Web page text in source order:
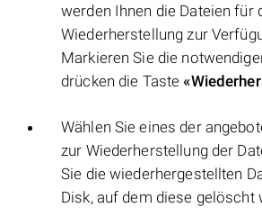
werden Ihnen die Dateien für
Wiederherstellung zur
Markieren Sie die
drücken die Taste
Wählen Sie eines der
zur Wiederherstellung der
Sie die wiederhergestellten
Disk, auf dem diese gelöscht